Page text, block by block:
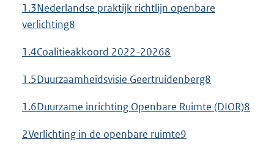
1.3Nederlandse praktijk richtlijn openbare
verlichting8
1.4Coalitieakkoord 2022-20268
1.5Duurzaamheidsvisie Geertruidenberg8
1.6Duurzame inrichting Openbare Ruimte (DIOR)8
2Verlichting in de openbare ruimte9